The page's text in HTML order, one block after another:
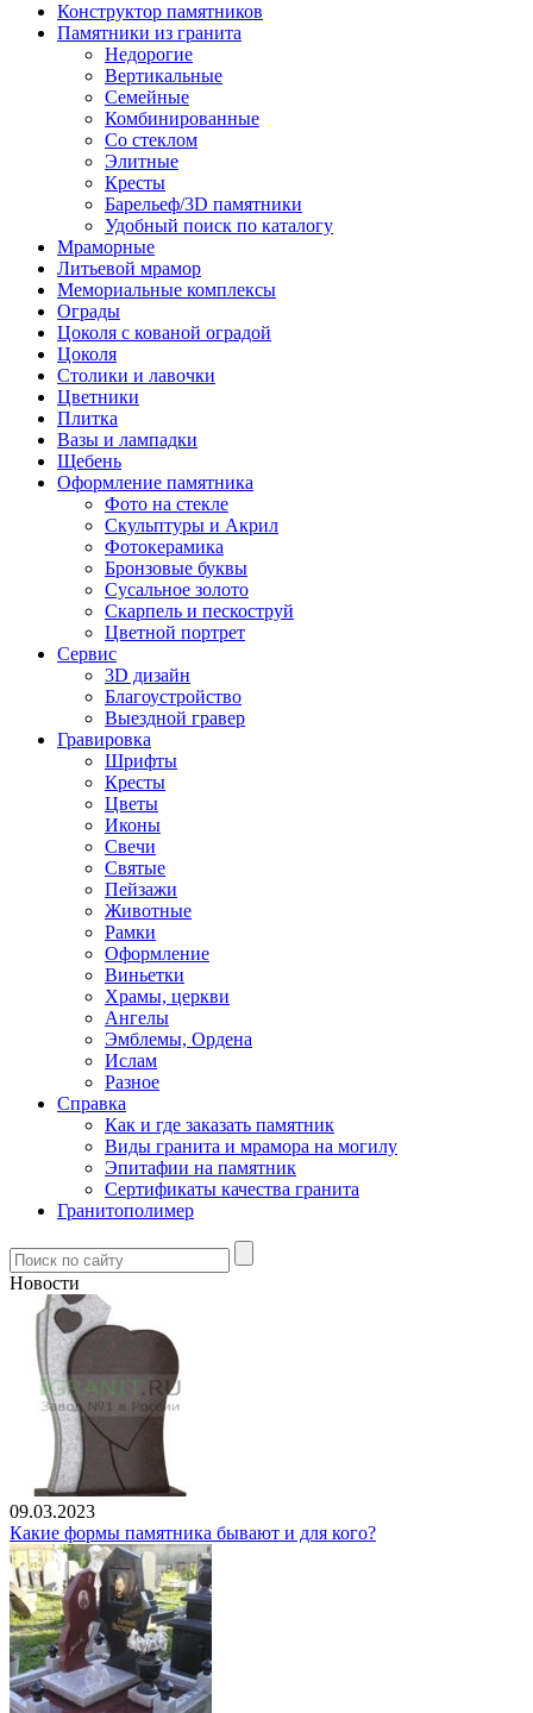
Конструктор памятников
Памятники из гранита
Недорогие
Вертикальные
Семейные
Комбинированные
Со стеклом
Элитные
Кресты
Барельеф/3D памятники
Удобный поиск по каталогу
Мраморные
Литьевой мрамор
Мемориальные комплексы
Ограды
Цоколя с кованой оградой
Цоколя
Столики и лавочки
Цветники
Плитка
Вазы и лампадки
Щебень
Оформление памятника
Фото на стекле
Скульптуры и Акрил
Фотокерамика
Бронзовые буквы
Сусальное золото
Скарпель и пескоструй
Цветной портрет
Сервис
3D дизайн
Благоустройство
Выездной гравер
Гравировка
Шрифты
Кресты
Цветы
Иконы
Свечи
Святые
Пейзажи
Животные
Рамки
Оформление
Виньетки
Храмы, церкви
Ангелы
Эмблемы, Ордена
Ислам
Разное
Справка
Как и где заказать памятник
Виды гранита и мрамора на могилу
Эпитафии на памятник
Сертификаты качества гранита
Гранитополимер
Новости
09.03.2023
Какие формы памятника бывают и для кого?